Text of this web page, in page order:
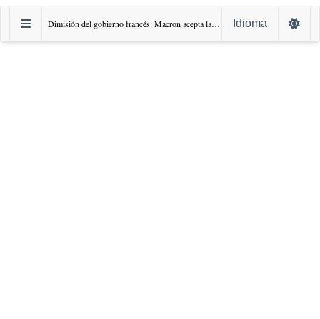
‌Dimisión del gobierno francés: Macron acepta la renuncia del primer ministro Gabriel Attal Idioma